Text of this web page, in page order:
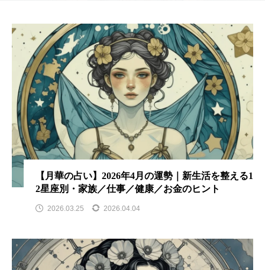
【月華の占い】2026年4月の運勢｜新生活を整える1
2星座別・家族／仕事／健康／お金のヒント
2026.03.25 2026.04.04